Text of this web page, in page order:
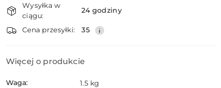
i
dostawa
Wysyłka w
ciągu:
24 godziny
Cena przesyłki: 35
Więcej o produkcie
Waga: 1.5 kg